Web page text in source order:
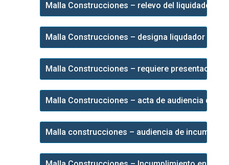
Malla Construcciones – relevo del liquidador –
Malla Construcciones – designa liqudador a la
Malla Construcciones – requiere presentacion
Malla Construcciones – acta de audiencia de
Malla construcciones – audiencia de